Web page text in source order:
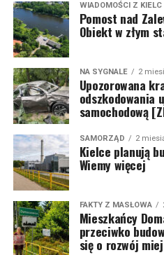
WIADOMOŚCI Z KIELC
Pomost nad
Obiekt w złym
NA SYGNALE 2
Upozorowana
odszkodowania
samochodową
SAMORZĄD 2
Kielce planują
Wiemy więcej
FAKTY Z MASŁOWA
Mieszkańcy
przeciwko
się o rozwój